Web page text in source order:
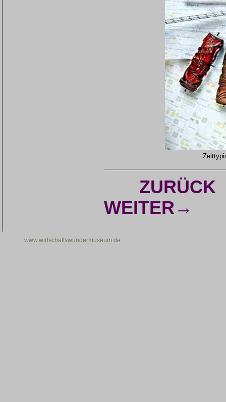
ZURÜCK
WEITER→
www.wirtschaftswundermuseum.de